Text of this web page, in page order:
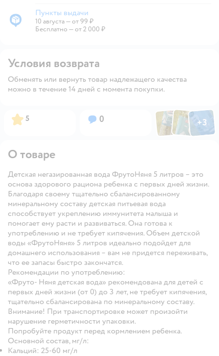
Пункты выдачи
Пункты выдачи
10 августа—от 99 ₽
Бесплатно — от 2 000 ₽
Условия возврата
Обменять или вернуть товар надлежащего качества
можно в течение 14 дней с момента покупки.
Рейтинг:
5 Вопросов:
0 ФотоФотоФото
+3
Открыть
О товаре
Детская негазированная вода ФрутоНяня 5 литров – это
основа здорового рациона ребенка с первых дней жизни.
Благодаря своему тщательно сбалансированному
минеральному составу детская питьевая вода
способствует укреплению иммунитета малыша и
помогает ему расти и развиваться. Она готова к
употреблению и не требует кипячения. Объем детской
воды «ФрутоНяня» 5 литров идеально подойдет для
домашнего использования – вам не придется переживать,
что ее запасы быстро закончатся.
Рекомендации по употреблению:
«Фруто- Няня детская вода» рекомендована для детей с
первых дней жизни (от 0) до 3 лет, не требует кипячения,
тщательно сбалансирована по минеральному составу.
Внимание! При транспортировке может произойти
нарушение герметичности упаковки.
Попробуйте продукт перед кормлением ребенка.
Основной состав, мг/л:
Кальций: 25-60 мг/л